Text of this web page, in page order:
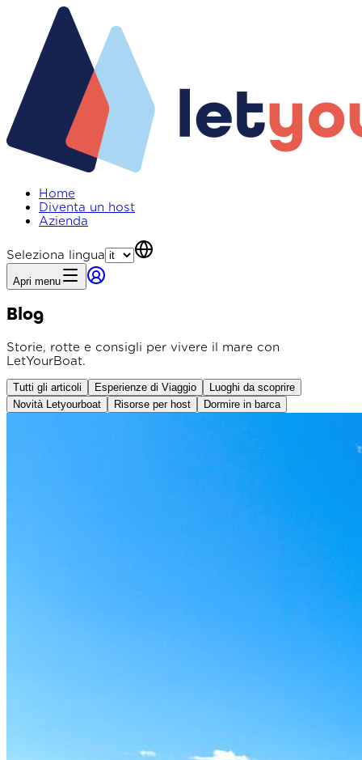
Home
Diventa un host
Azienda
Seleziona lingua
Apri menu
Blog
Storie, rotte e consigli per vivere il mare con
LetYourBoat.
Tutti gli articoli Esperienze di Viaggio
Luoghi da scoprire
Novità Letyourboat
Risorse per host Dormire in barca